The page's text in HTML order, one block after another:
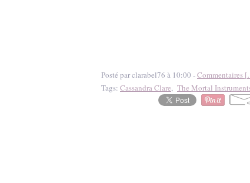
Posté par clarabel76 à 10:00 -Commentaires [
Tags: Cassandra Clare, The Mortal